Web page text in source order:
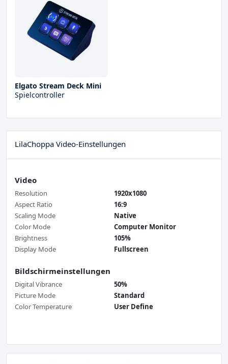
Elgato Stream Deck Mini
Spielcontroller
LilaChoppa Video-Einstellungen
Video
Resolution
1920x1080
Aspect Ratio
16:9
Scaling Mode
Native
Color Mode
Computer Monitor
Brightness
105%
Display Mode
Fullscreen
Bildschirmeinstellungen
Digital Vibrance
50%
Picture Mode
Standard
Color Temperature
User Define